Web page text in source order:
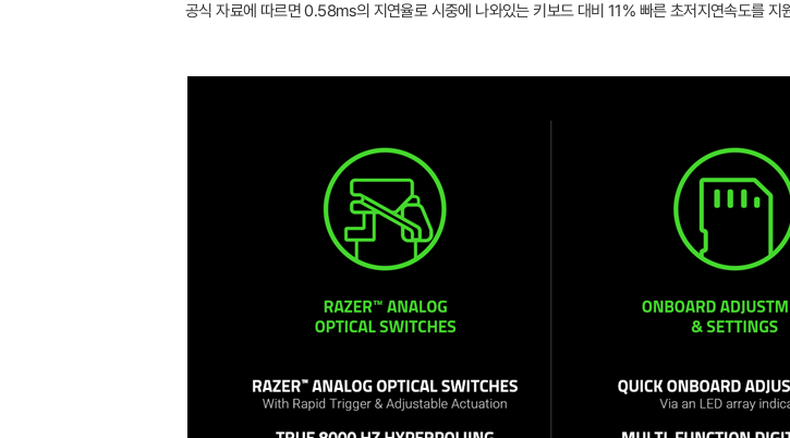
공식 자료에 따르면 0.58ms의 지연율로 시중에 나와있는 키보드 대비 11% 빠른 초저지연속도를 지